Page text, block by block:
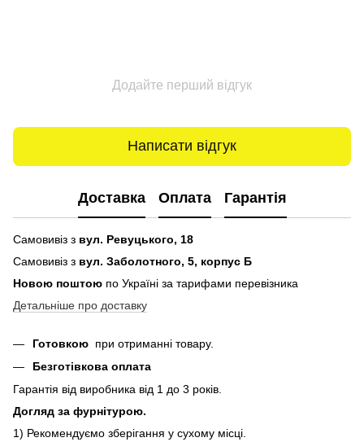
Додайте перший відгук
Написати відгук
Доставка Оплата Гарантія
Самовивіз з вул. Ревуцького, 18
Самовивіз з вул. Заболотного, 5, корпус Б
Новою поштою по Україні за тарифами перевізника
Детальніше про доставку
Готовкою при отриманні товару.
Безготівкова оплата
Гарантія від виробника від 1 до 3 років.
Догляд за фурнітурою.
1) Рекомендуємо зберігання у сухому місці.